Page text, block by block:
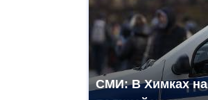
СМИ: В Химках на